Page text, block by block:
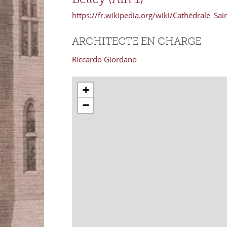
https://fr.wikipedia.org/wiki/
ARCHITECTE EN CHARGE
Riccardo Giordano
+
−